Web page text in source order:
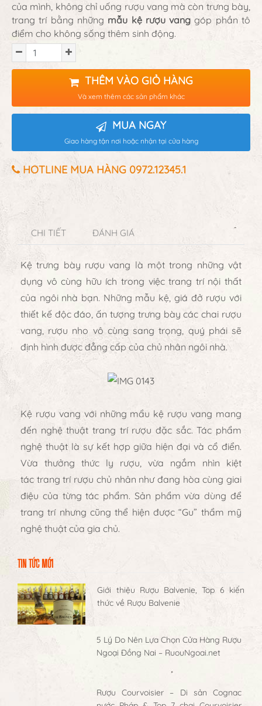
của mình, không chỉ uống rượu vang mà còn trưng bày,
trang trí bằng những mẫu kệ rượu vang góp phần tô
điểm cho không sống thêm sinh động.
THÊM VÀO GIỎ HÀNG
Và xem thêm các sản phẩm khác
MUA NGAY
Giao hàng tận nơi hoặc nhận tại cửa hàng
HOTLINE MUA HÀNG 0972.12345.1
CHI TIẾT ĐÁNH GIÁ
Kệ trưng bày rượu vang là một trong những vật
dụng vô cùng hữu ích trong việc trang trí nội thất
của ngôi nhà bạn. Những mẫu kệ, giá đở rượu với
thiết kế độc đáo, ấn tượng trưng bày các chai rượu
vang, rượu nho vô cùng sang trọng, quý phái sẽ
định hình được đẳng cấp của chủ nhân ngôi nhà.
Kệ rượu vang với những mẩu kệ rượu vang mang
đến nghệ thuật trang trí rượu đặc sắc. Tác phẩm
nghệ thuật là sự kết hợp giữa hiện đại và cổ điển.
Vừa thưởng thức ly rượu, vừa ngắm nhìn kiệt
tác trang trí rượu chủ nhân như đang hòa cùng giai
điệu của từng tác phẩm. Sản phẩm vừa dùng để
trang trí nhưng cũng thể hiện được “Gu” thẩm mỹ
nghệ thuật của gia chủ.
TIN TỨC MỚI
Giới thiệu Rượu Balvenie, Top 6 kiến
thức về Rượu Balvenie
5 Lý Do Nên Lựa Chọn Cửa Hàng Rượu
Ngoại Đồng Nai – RuouNgoai.net
Rượu Courvoisier – Di sản Cognac